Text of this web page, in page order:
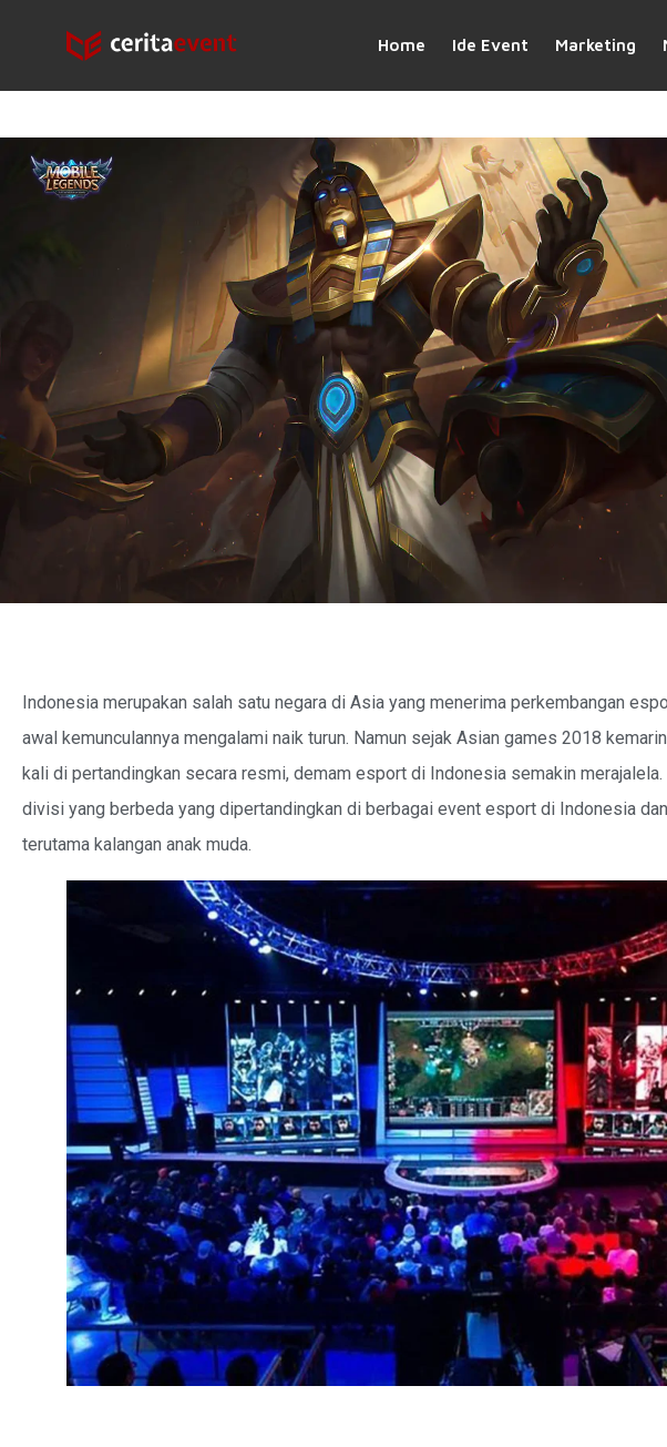
Home Ide Event Marketing
Indonesia merupakan salah satu negara di Asia yang menerima perkembangan
awal kemunculannya mengalami naik turun. Namun sejak Asian games 2018
kali di pertandingkan secara resmi, demam esport di Indonesia semakin
divisi yang berbeda yang dipertandingkan di berbagai event esport di Indonesia
terutama kalangan anak muda.